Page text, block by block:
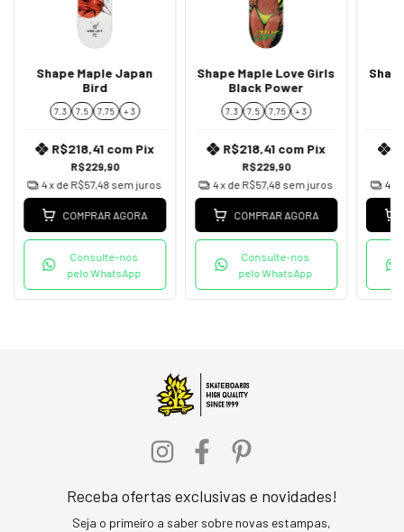
Shape Maple Japan
Bird
7.3 7.5 7,75 + 3
R$229,90
R$218,41 com Pix
4x de R$57,48 sem juros
COMPRAR AGORA
Consulte-nos
pelo WhatsApp
Shape Maple Love Girls
Black Power
7.3 7.5 7,75 + 3
R$229,90
R$218,41 com Pix
4x de R$57,48 sem juros
COMPRAR AGORA
Consulte-nos
pelo WhatsApp
4
Receba ofertas exclusivas e novidades!
Seja o primeiro a saber sobre novas estampas,